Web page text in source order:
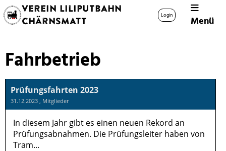
Verein Liliputbahn
Chärnsmatt
Login Menü
Fahrbetrieb
Prüfungsfahrten 2023
31.12.2023 , Mitglieder
In diesem Jahr gibt es einen neuen Rekord an
Prüfungsabnahmen. Die Prüfungsleiter haben von
Tram...